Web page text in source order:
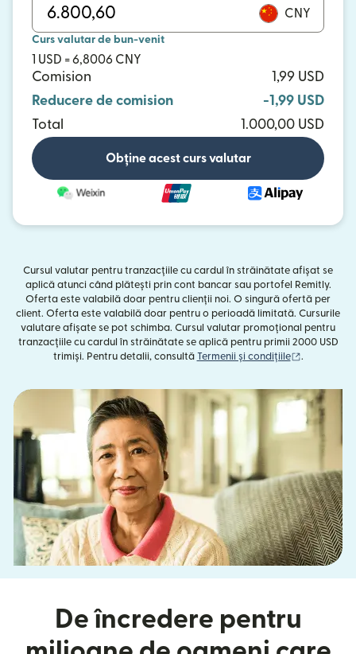
CNY
Curs valutar de bun-venit
1 USD = 6,8006 CNY
Comision
1,99 USD
Reducere de comision
-1,99 USD
Total
1.000,00 USD
Obține acest curs valutar
Cursul valutar pentru tranzacțiile cu cardul în străinătate afișat se
aplică atunci când plătești prin cont bancar sau portofel Remitly.
Oferta este valabilă doar pentru clienții noi. O singură ofertă per
client. Oferta este valabilă doar pentru o perioadă limitată. Cursurile
valutare afișate se pot schimba. Cursul valutar promoțional pentru
tranzacțiile cu cardul în străinătate se aplică pentru primii 2000 USD
trimiși. Pentru detalii, consultă Termenii și condițiile (se
.
De încredere pentru